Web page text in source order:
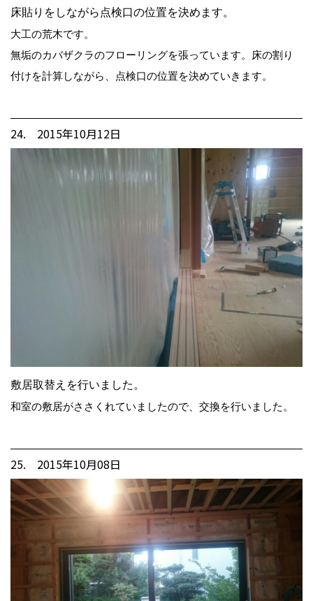
床貼りをしながら点検口の位置を決めます。
大工の荒木です。
無垢のカバザクラのフローリングを張っています。床の割り
付けを計算しながら、点検口の位置を決めていきます。
24. 2015年10月12日
敷居取替えを行いました。
和室の敷居がささくれていましたので、交換を行いました。
25. 2015年10月08日